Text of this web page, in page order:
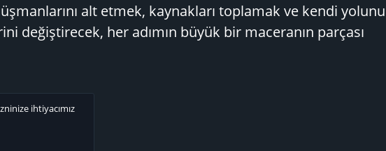
alt etmek, kaynakları toplamak ve kendi yolunu
değiştirecek, her adımın büyük bir maceranın parçası
ihtiyacımız